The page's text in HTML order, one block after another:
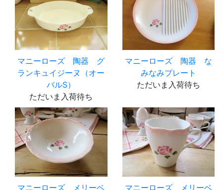
マニーローズ 陶器 グ
ランキュイジーヌ（オー
バルS）
ただいま入荷待ち
マニーローズ 陶器 な
みなみプレート
ただいま入荷待ち
マニーローズ メリーベ
マニーローズ メリーベ